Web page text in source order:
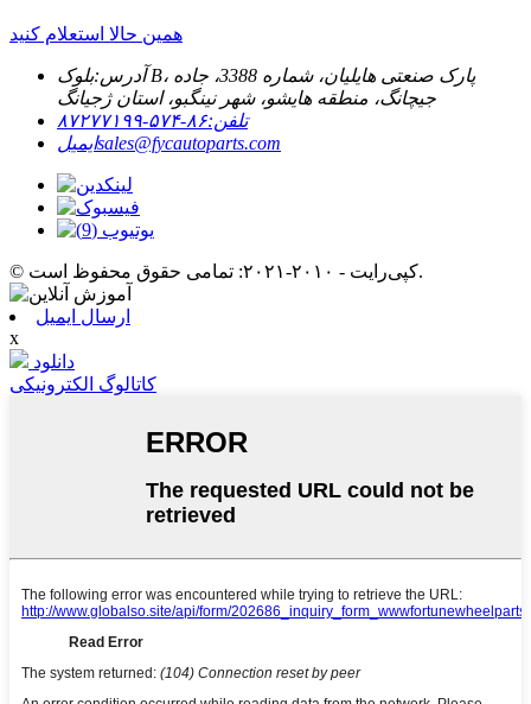
همین حالا استعلام کنید
آدرس:بلوک B، پارک صنعتی هایلیان، شماره 3388، جاده
جیچانگ، منطقه هایشو، شهر نینگبو، استان ژجیانگ
تلفن:۸۶-۵۷۴-۸۷۲۷۷۱۹۹
ایمیلsales@fycautoparts.com
© کپی‌رایت - ۲۰۱۰-۲۰۲۱: تمامی حقوق محفوظ است.
ارسال ایمیل
x
دانلود
کاتالوگ الکترونیکی